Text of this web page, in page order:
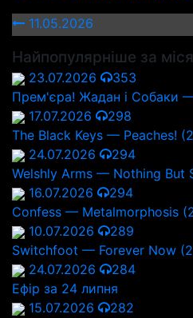
11.05.2026
Найпопулярніше за
23.07.2026
353
Прем'єра! Жадан і Собаки
17.07.2026
298
The Black Keys — Peaches!
24.07.2026
294
Welshly Arms — Nothing But
16.07.2026
294
Confess — Metalmorphosis
10.07.2026
289
Switchfoot — Forever Now
24.07.2026
284
Ефір за 24 липня
15.07.2026
282